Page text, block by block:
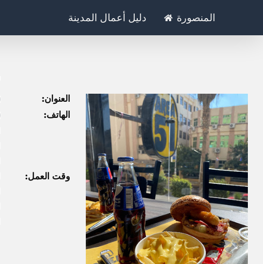
content
المنصورة دليل أعمال المدينة
العنوان:
الهاتف:
وقت العمل: